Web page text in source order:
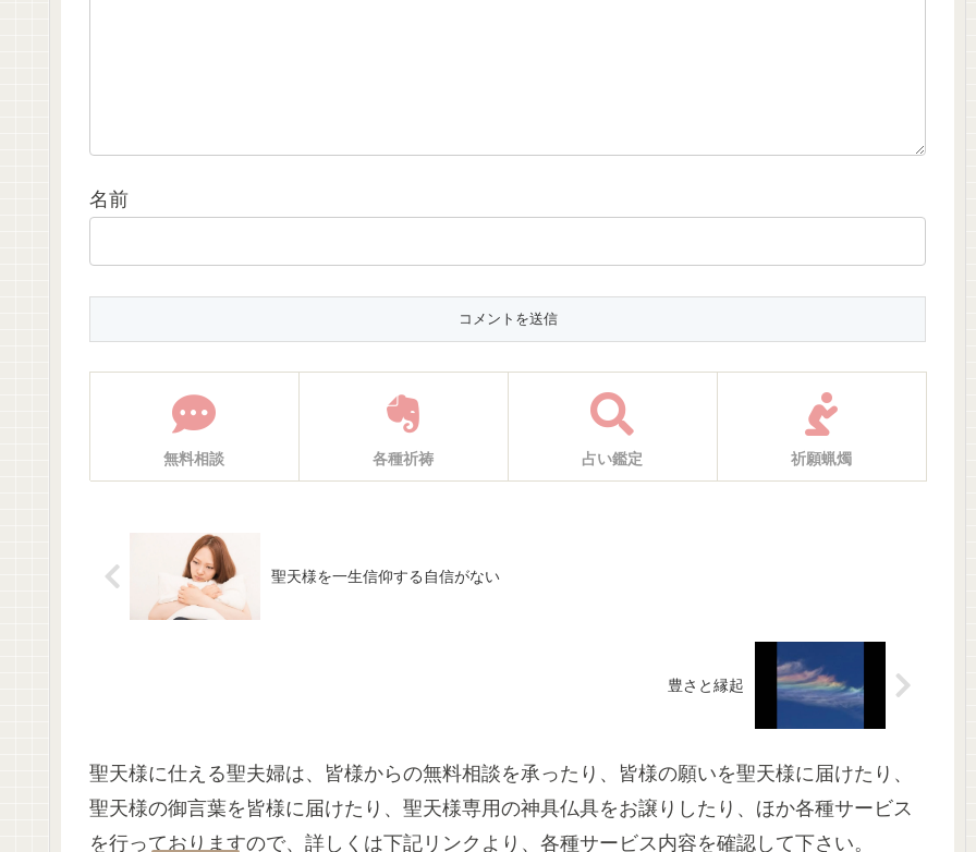
名前
無料相談 各種祈祷 占い鑑定 祈願蝋燭
聖天様を一生信仰する自信がない
豊さと縁起
聖天様に仕える聖夫婦は、皆様からの無料相談を承ったり、皆様の願いを聖天様に届けたり、
聖天様の御言葉を皆様に届けたり、聖天様専用の神具仏具をお譲りしたり、ほか各種サービス
を行っておりますので、詳しくは下記リンクより、各種サービス内容を確認して下さい。